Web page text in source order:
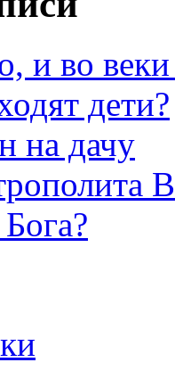
и во веки
дети?
на дачу